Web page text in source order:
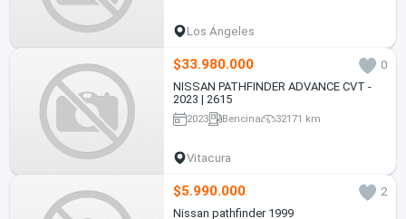
Los Ángeles
$33.980.000
0
NISSAN PATHFINDER ADVANCE CVT -
2023 | 2615
2023 Bencina 32171 km
Vitacura
$5.990.000
2
Nissan pathfinder 1999